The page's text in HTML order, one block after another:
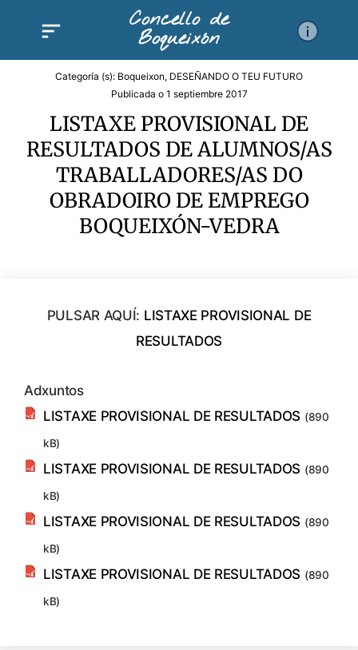
Concello de
Boqueixón
Categoría (s): Boqueixon, DESEÑANDO O TEU FUTURO
Publicada o 1 septiembre 2017
LISTAXE PROVISIONAL DE
RESULTADOS DE ALUMNOS/AS
TRABALLADORES/AS DO
OBRADOIRO DE EMPREGO
BOQUEIXÓN-VEDRA
PULSAR AQUÍ: LISTAXE PROVISIONAL DE
RESULTADOS
Adxuntos
LISTAXE PROVISIONAL DE RESULTADOS (890
kB)
LISTAXE PROVISIONAL DE RESULTADOS (890
kB)
LISTAXE PROVISIONAL DE RESULTADOS (890
kB)
LISTAXE PROVISIONAL DE RESULTADOS (890
kB)